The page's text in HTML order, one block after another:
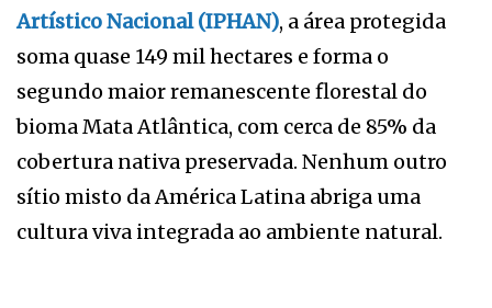
Artístico Nacional (IPHAN), a área protegida
soma quase 149 mil hectares e forma o
segundo maior remanescente florestal do
bioma Mata Atlântica, com cerca de 85% da
cobertura nativa preservada. Nenhum outro
sítio misto da América Latina abriga uma
cultura viva integrada ao ambiente natural.